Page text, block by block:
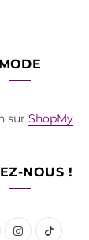
MODE
sur ShopMy
NOUS !
I
T